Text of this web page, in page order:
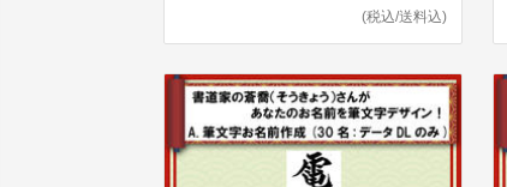
(税込/送料込)